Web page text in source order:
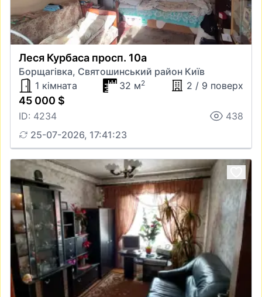
Леся Курбаса просп. 10а
Борщагівка, Святошинський район Київ
1 кімната
32 м2 2 / 9 поверх
45 000 $
ID: 4234
438
25-07-2026, 17:41:23